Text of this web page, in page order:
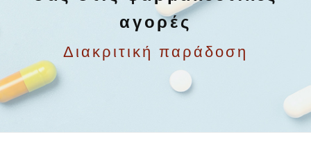
αγορές
Διακριτική παράδοση